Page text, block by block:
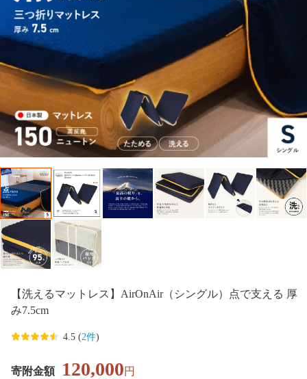
【洗えるマットレス】AirOnAir（シングル）点で支える 厚
み7.5cm
4.5 (2件)
寄附金額 120,000円